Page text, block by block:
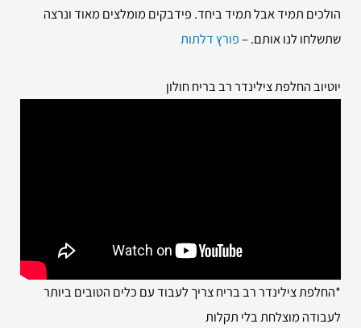
הולכים תמיד אבל תמיד ביחד. פידבקים מומלצים מאוד ונרצה
שתשלחו לנו אותם. –פורץ דלתות
יוטיוב החלפת צילינדר רב בריח חולון
*החלפת צילינדר רב בריח צריך לעבוד עם כלים הטובים ביותר
לעבודה מוצלחת בלי תקלות